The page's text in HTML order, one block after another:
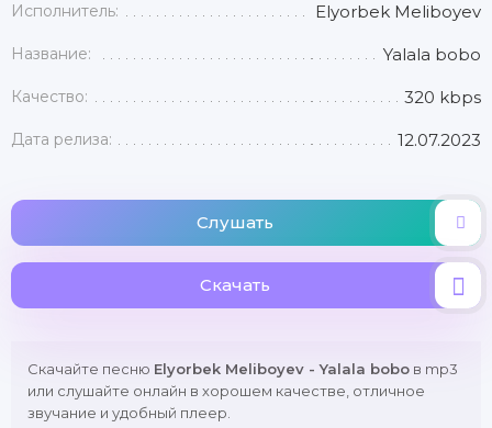
Исполнитель: Elyorbek Meliboyev
Название: Yalala bobo
Качество: 320 kbps
Дата релиза: 12.07.2023
Слушать
Скачать
Скачайте песню Elyorbek Meliboyev - Yalala bobo в mp3
или слушайте онлайн в хорошем качестве, отличное
звучание и удобный плеер.